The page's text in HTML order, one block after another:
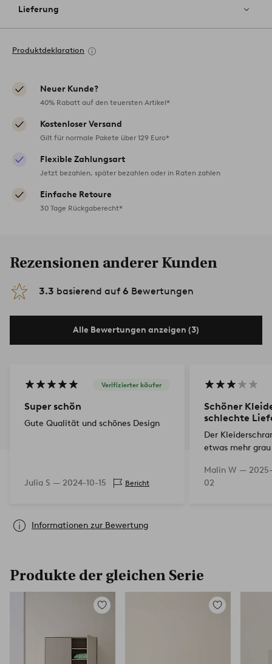
Lieferung
Produktdeklaration
Neuer Kunde?
40% Rabatt auf den teuersten Artikel*
Kostenloser Versand
Gilt für normale Pakete über 129 Euro*
Flexible Zahlungsart
Jetzt bezahlen, später bezahlen oder in Raten zahlen
Einfache Retoure
30 Tage Rückgaberecht*
Rezensionen anderer Kunden
3.3 basierend auf 6 Bewertungen
Alle Bewertungen anzeigen (3)
Verifizierter käufer
Super schön
Gute Qualität und schönes Design
Julia S — 2024-10-15 Bericht
Schöner
schlechte
Der
etwas mehr
schmälert, ist
der Bestellung
Malin W —
02
Informationen zur Bewertung
Produkte der gleichen Serie
Zu
Zu